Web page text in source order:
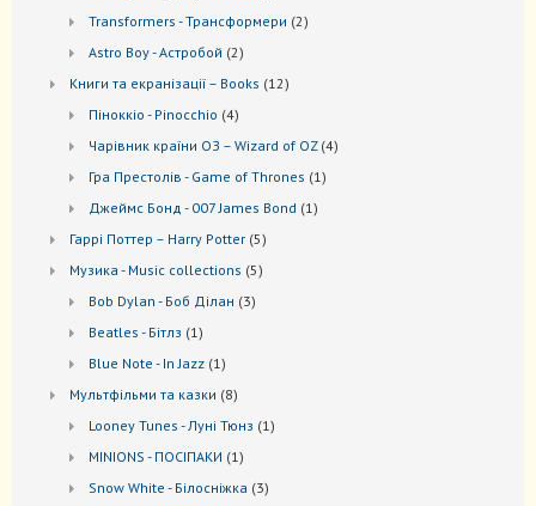
Transformers - Трансформери 22
Astro Boy - Астробой 22
Книги та екранізації – Books 1212
Піноккіо - Pinocchio 44
Чарівник країни ОЗ – Wizard of OZ 44
Гра Престолів - Game of Thrones 1 1
Джеймс Бонд - 007 James Bond 1 1
Гаррі Поттер – Harry Potter 55
Музика - Music collections 55
Bob Dylan - Боб Ділан 33
Beatles - Бітлз 1 1
Blue Note - In Jazz 1 1
Мультфільми та казки 88
Looney Tunes - Луні Тюнз 1 1
MINIONS - ПОСІПАКИ 1 1
Snow White - Білосніжка 33